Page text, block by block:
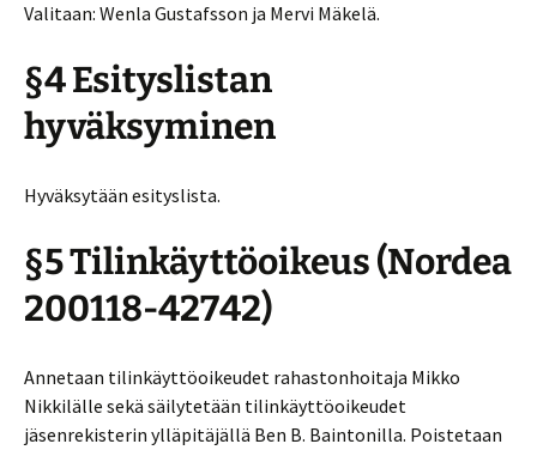
Valitaan: Wenla Gustafsson ja Mervi Mäkelä.
§4 Esityslistan
hyväksyminen
Hyväksytään esityslista.
§5 Tilinkäyttöoikeus (Nordea
200118-42742)
Annetaan tilinkäyttöoikeudet rahastonhoitaja Mikko
Nikkilälle sekä säilytetään tilinkäyttöoikeudet
jäsenrekisterin ylläpitäjällä Ben B. Baintonilla. Poistetaan